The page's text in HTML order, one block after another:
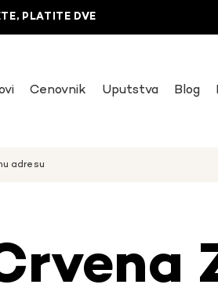
PLATITE DVE
Cenovnik Uputstva Blog
adresu